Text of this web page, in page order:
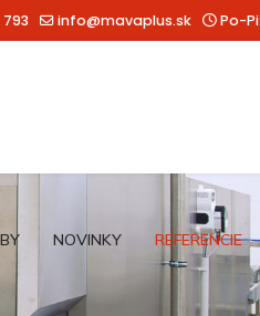
info@mavaplus.sk Po-
NOVINKY REFERENCIE